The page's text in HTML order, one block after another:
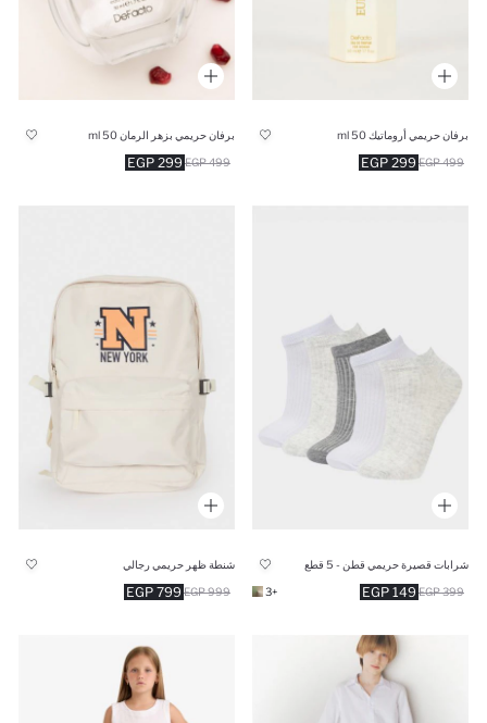
برفان حريمي أروماتيك 50 ml
299 EGP 499 EGP
برفان حريمي بزهر الرمان 50 ml
299 EGP 499 EGP
شرابات قصيرة حريمي قطن - 5 قطع
149 EGP 399 EGP
+3
شنطة ظهر حريمي رجالي
799 EGP 999 EGP